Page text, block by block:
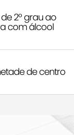
2º grau ao
com álcool
de centro